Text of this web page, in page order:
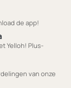
de app!
Yelloh! Plus-
van onze